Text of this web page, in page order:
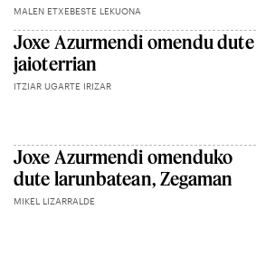
MALEN ETXEBESTE LEKUONA
Joxe Azurmendi omendu dute
jaioterrian
ITZIAR UGARTE IRIZAR
Joxe Azurmendi omenduko
dute larunbatean, Zegaman
MIKEL LIZARRALDE